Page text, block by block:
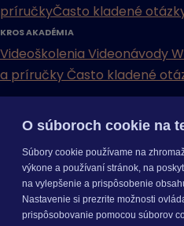
príručkyČasto kladené
KROS AKADÉMIA
Videoškolenia Videonávody
a príručkyČasto kladené
Cenníky Odporučte nás
konfiguráciaAktualizácia
CenníkyOdporučte nás
O súboroch cookie na
Súbory cookie používame na
výkone a používaní stránok, na
na vylepšenie a prispôsobenie
Nastavenie si prezrite možnosti
prispôsobovanie pomocou súborov